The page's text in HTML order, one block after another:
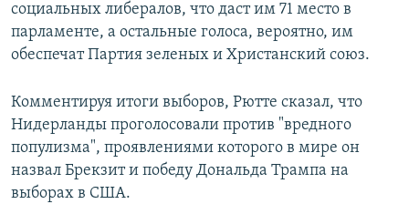
социальных либералов, что даст им 71 место в
парламенте, а остальные голоса, вероятно, им
обеспечат Партия зеленых и Христанский союз.
Комментируя итоги выборов, Рютте сказал, что
Нидерланды проголосовали против "вредного
популизма", проявлениями которого в мире он
назвал Брекзит и победу Дональда Трампа на
выборах в США.